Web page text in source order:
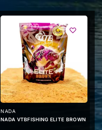
NADA
NADA VTBFISHING ELITE BROWN